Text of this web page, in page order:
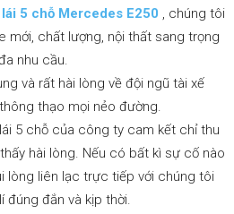
lái 5 chỗ Mercedes E250 , chúng tôi
mới, chất lượng, nội thất sang trọng
nhu cầu.
và rất hài lòng về đội ngũ tài xế
thạo mọi nẻo đường.
5 chỗ của công ty cam kết chỉ thu
hài lòng. Nếu có bất kì sự cố nào
lòng liên lạc trực tiếp với chúng tôi
đúng đắn và kịp thời.